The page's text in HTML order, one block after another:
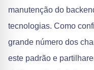
manutenção do
tecnologias. Como
grande número dos
este padrão e